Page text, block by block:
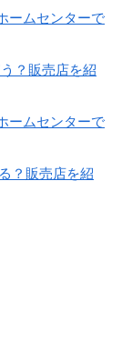
ームセンターで
？販売店を紹
ームセンターで
？販売店を紹